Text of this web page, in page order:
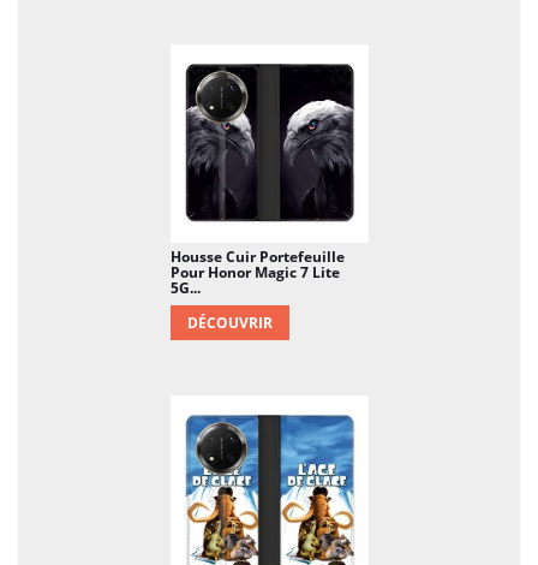
Housse Cuir Portefeuille
Pour Honor Magic 7 Lite
5G...
DÉCOUVRIR